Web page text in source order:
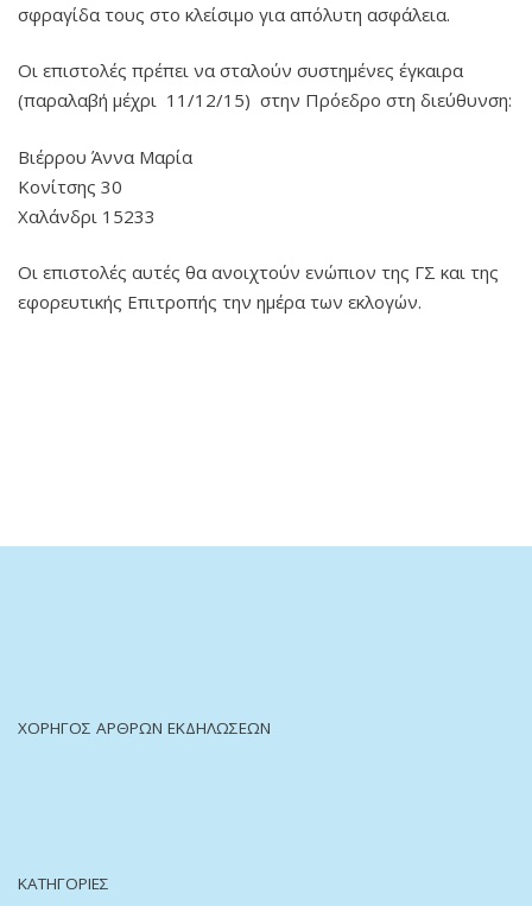
σφραγίδα τους στο κλείσιμο για απόλυτη ασφάλεια.
Οι επιστολές πρέπει να σταλούν συστημένες έγκαιρα
(παραλαβή μέχρι 11/12/15) στην Πρόεδρο στη διεύθυνση:
Βιέρρου Άννα Μαρία
Κονίτσης 30
Χαλάνδρι 15233
Οι επιστολές αυτές θα ανοιχτούν ενώπιον της ΓΣ και της
εφορευτικής Επιτροπής την ημέρα των εκλογών.
ΧΟΡΗΓΌΣ ΆΡΘΡΩΝ ΕΚΔΗΛΏΣΕΩΝ
ΚΑΤΗΓΟΡΊΕΣ